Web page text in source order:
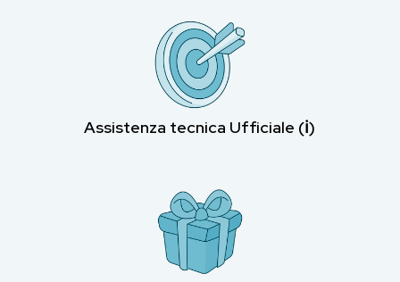
Assistenza tecnica Ufficiale (ℹ︎)